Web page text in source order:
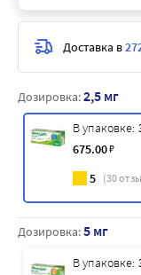
Дозировка:2,5 мг
В упаковке:
675.00₽
5 (30
Дозировка:5 мг
В упаковке:
Доставка в